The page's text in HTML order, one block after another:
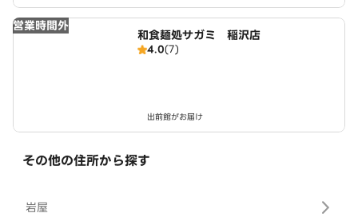
営業時間外
和食麺処サガミ 稲沢店
4.0(7)
出前館がお届け
その他の住所から探す
岩屋